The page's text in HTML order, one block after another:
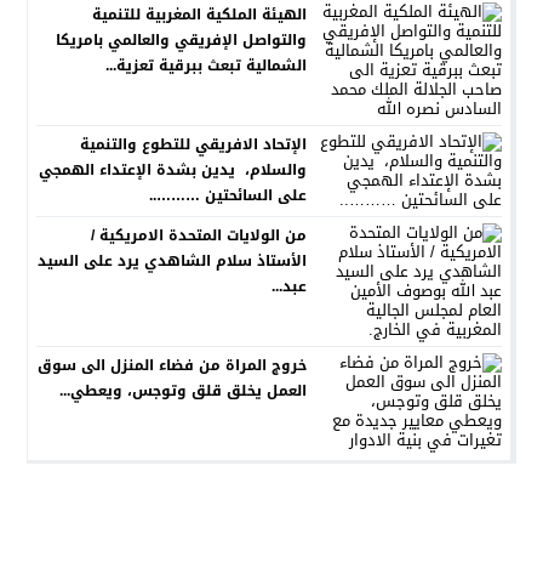
الهيئة الملكية المغربية للتنمية
والتواصل الإفريقي والعالمي بامريكا
الشمالية تبعث ببرقية تعزية...
الإتحاد الافريقي للتطوع والتنمية
والسلام، يدين بشدة الإعتداء الهمجي
على السائحتين ………..
من الولايات المتحدة الامريكية /
الأستاذ سلام الشاهدي يرد على السيد
عبد...
خروج المراة من فضاء المنزل الى سوق
العمل يخلق قلق وتوجس، ويعطي...